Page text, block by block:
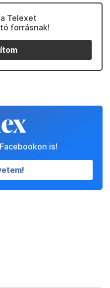
Telexet
forrásnak!
is!